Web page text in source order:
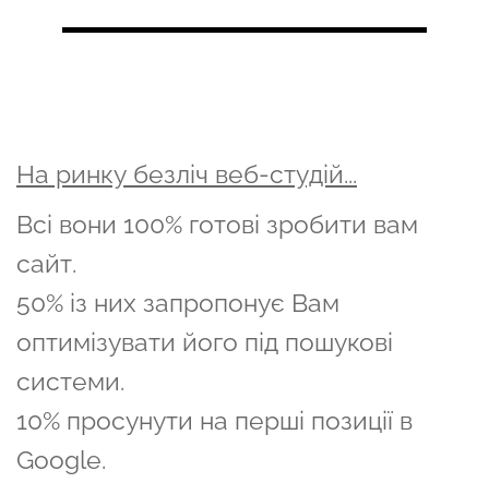
На ринку безліч веб-студій...
Всі вони 100% готові зробити вам
сайт.
50% із них запропонує Вам
оптимізувати його під пошукові
системи.
10% просунути на перші позиції в
Google.